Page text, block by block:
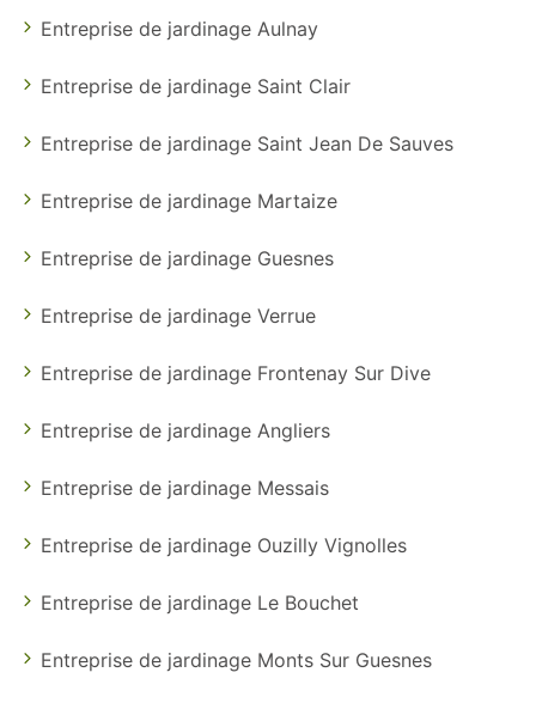
Entreprise de jardinage Aulnay
Entreprise de jardinage Saint Clair
Entreprise de jardinage Saint Jean De Sauves
Entreprise de jardinage Martaize
Entreprise de jardinage Guesnes
Entreprise de jardinage Verrue
Entreprise de jardinage Frontenay Sur Dive
Entreprise de jardinage Angliers
Entreprise de jardinage Messais
Entreprise de jardinage Ouzilly Vignolles
Entreprise de jardinage Le Bouchet
Entreprise de jardinage Monts Sur Guesnes